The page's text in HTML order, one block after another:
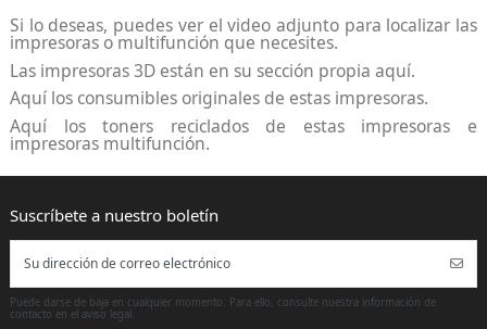
Si lo deseas, puedes ver el video adjunto para localizar las
impresoras o multifunción que necesites.
Las impresoras 3D están en su sección propia aquí.
Aquí los consumibles originales de estas impresoras.
Aquí los toners recicladosde estas impresoras e
impresoras multifunción.
Puede darse de baja en cualquier momento. Para ello, consulte nuestra información de
contacto en el aviso legal.